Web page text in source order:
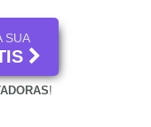
SUA
!